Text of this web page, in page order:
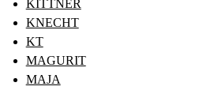
KITTNER
KNECHT
KT
MAGURIT
MAJA